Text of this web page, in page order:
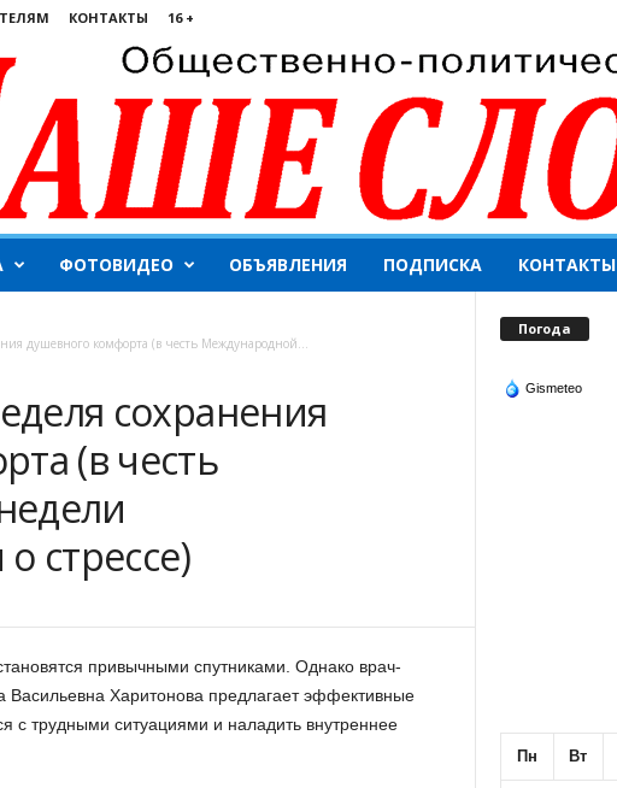
КОНТАКТЫ 16 +
ФОТОВИДЕО ОБЪЯВЛЕНИЯ ПОДПИСКА КОНТАКТЫ
душевного комфорта (в честь Международной...
сохранения
(в честь
стрессе)
привычными спутниками. Однако врач-
Васильевна Харитонова предлагает эффективные
с трудными ситуациями и наладить внутреннее
Погода
Gismeteo
Пн Вт